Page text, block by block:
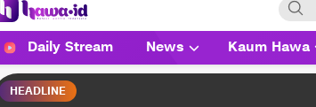
HAWA
Haluan Wanita Indonesia
Daily Stream News Kaum Hawa
HEADLINE